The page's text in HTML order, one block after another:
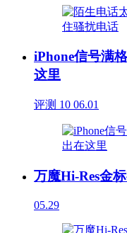
iPhone信号满
这里
评测 10 06.01
万魔Hi-Res金
05.29